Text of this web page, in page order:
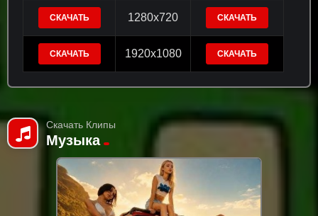
СКАЧАТЬ 1280x720 СКАЧАТЬ
СКАЧАТЬ 1920x1080 СКАЧАТЬ
Скачать Клипы
Музыка